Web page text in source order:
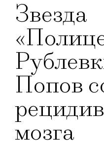
Звезда
Попов
мозга